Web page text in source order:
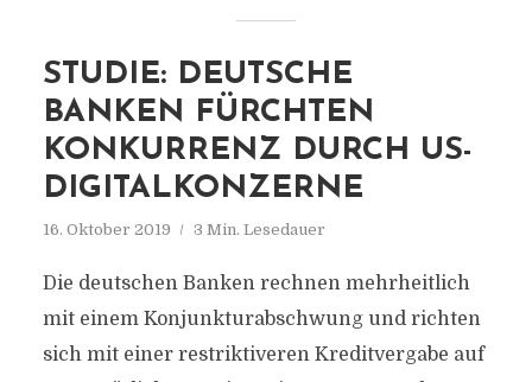
STUDIE: DEUTSCHE
BANKEN FÜRCHTEN
KONKURRENZ DURCH US-
DIGITALKONZERNE
16. Oktober 2019 3 Min. Lesedauer
Die deutschen Banken rechnen mehrheitlich
mit einem Konjunkturabschwung und richten
sich mit einer restriktiveren Kreditvergabe auf